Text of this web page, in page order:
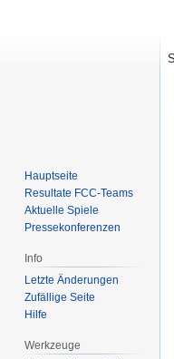
Hauptseite
Resultate FCC-Teams
Aktuelle Spiele
Pressekonferenzen
Info
Letzte Änderungen
Zufällige Seite
Hilfe
Werkzeuge